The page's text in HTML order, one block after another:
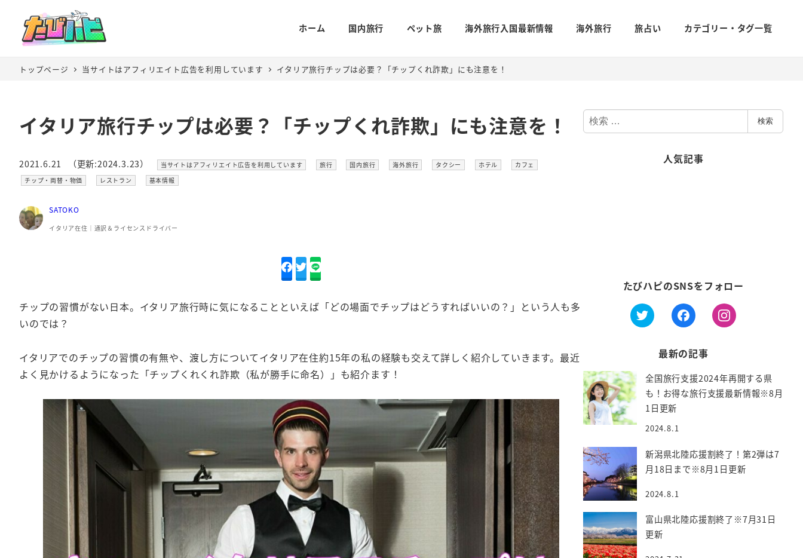
ホーム 国内旅行 ペット旅 海外旅行入国最新情報 海外旅行 旅占い カテゴリー・タグ一覧
トップページ 当サイトはアフィリエイト広告を利用しています イタリア旅行チップは必要？「チップくれ詐欺」にも注意を！
イタリア旅行チップは必要？「チップくれ詐欺」にも注意を！
投稿日
2021.6.21
更新日
（更新:2024.3.23） カテゴリー
当サイトはアフィリエイト広告を利用しています カテゴリー
旅行 カテゴリー
国内旅行 カテゴリー
海外旅行 カテゴリー
タクシー カテゴリー
ホテル カテゴリー
カフェ
カテゴリー
チップ・両替・物価 カテゴリー
レストラン カテゴリー
基本情報
SATOKO
イタリア在住│通訳＆ライセンスドライバー
チップの習慣がない日本。イタリア旅行時に気になることといえば「どの場面でチップはどうすればいいの？」という人も多
いのでは？
イタリアでのチップの習慣の有無や、渡し方についてイタリア在住約15年の私の経験も交えて詳しく紹介していきます。最近
よく見かけるようになった「チップくれくれ詐欺（私が勝手に命名）」も紹介ます！
検
索
検索
人気記事
たびハピのSNSをフォロー
最新の記事
全国旅行支援2024年再開する県
も！お得な旅行支援最新情報※8月
1日更新
2024.8.1
新潟県北陸応援割終了！第2弾は7
月18日まで※8月1日更新
2024.8.1
富山県北陸応援割終了※7月31日
更新